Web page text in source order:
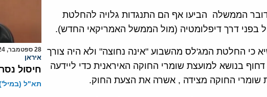
הממשלה הביעו אף הם התנגדות גלויה להחלטת
בפני דרך דיפלומטיה (מול הממשל האמריקאי החדש).
כי החלטת המג'לס מהשבוע "אינה נחוצה" ולא היה צורך
בנושא למועצת שומרי החוקה האיראנית כדי ליידעה
החוקה מצידה , אשרה את הצעת החוק.
28 ספטמבר, 2024
איראן
חיסול
תא"ל (במיל')